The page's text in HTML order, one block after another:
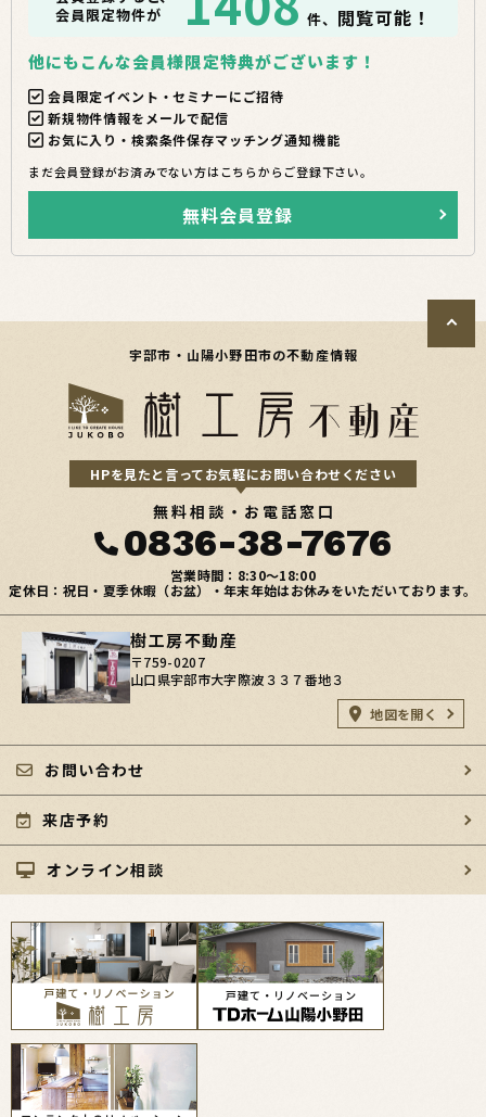
会員限定物件が
件、 閲覧可能！
他にもこんな会員様限定特典がございます！
会員限定イベント・セミナーにご招待
新規物件情報をメールで配信
お気に入り・検索条件保存マッチング通知機能
まだ会員登録がお済みでない方はこちらからご登録下さい。
無料会員登録
宇部市・山陽小野田市の不動産情報
HPを見たと言ってお気軽にお問い合わせください
無料相談・お電話窓口
0836-38-7676
営業時間：8:30〜18:00
定休日：祝日・夏季休暇（お盆）・年末年始はお休みをいただいております。
樹工房不動産
〒759-0207
山口県宇部市大字際波３３７番地３
地図を開く
お問い合わせ
来店予約
オンライン相談